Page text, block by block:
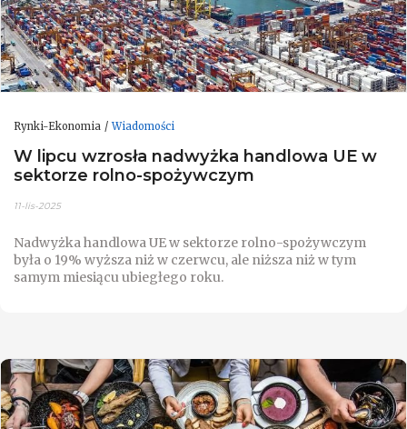
Rynki-Ekonomia Wiadomości
W lipcu wzrosła nadwyżka handlowa UE w
sektorze rolno-spożywczym
11-lis-2025
Nadwyżka handlowa UE w sektorze rolno-spożywczym
była o 19% wyższa niż w czerwcu, ale niższa niż w tym
samym miesiącu ubiegłego roku.